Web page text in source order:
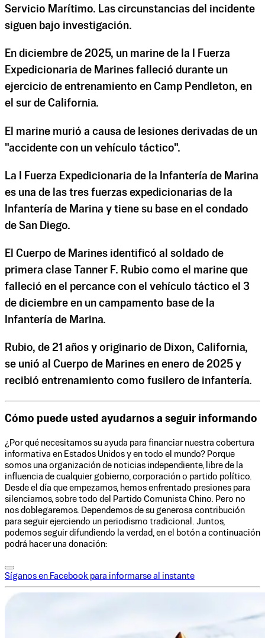
Servicio Marítimo. Las circunstancias del incidente
siguen bajo investigación.
En diciembre de 2025, un marine de la I Fuerza
Expedicionaria de Marines falleció durante un
ejercicio de entrenamiento en Camp Pendleton, en
el sur de California.
El marine murió a causa de lesiones derivadas de un
"accidente con un vehículo táctico".
La I Fuerza Expedicionaria de la Infantería de Marina
es una de las tres fuerzas expedicionarias de la
Infantería de Marina y tiene su base en el condado
de San Diego.
El Cuerpo de Marines identificó al soldado de
primera clase Tanner F. Rubio como el marine que
falleció en el percance con el vehículo táctico el 3
de diciembre en un campamento base de la
Infantería de Marina.
Rubio, de 21 años y originario de Dixon, California,
se unió al Cuerpo de Marines en enero de 2025 y
recibió entrenamiento como fusilero de infantería.
Cómo puede usted ayudarnos a seguir informando
¿Por qué necesitamos su ayuda para financiar nuestra cobertura
informativa en Estados Unidos y en todo el mundo? Porque
somos una organización de noticias independiente, libre de la
influencia de cualquier gobierno, corporación o partido político.
Desde el día que empezamos, hemos enfrentado presiones para
silenciarnos, sobre todo del Partido Comunista Chino. Pero no
nos doblegaremos. Dependemos de su generosa contribución
para seguir ejerciendo un periodismo tradicional. Juntos,
podemos seguir difundiendo la verdad, en el botón a continuación
podrá hacer una donación:
Síganos en Facebook para informarse al instante